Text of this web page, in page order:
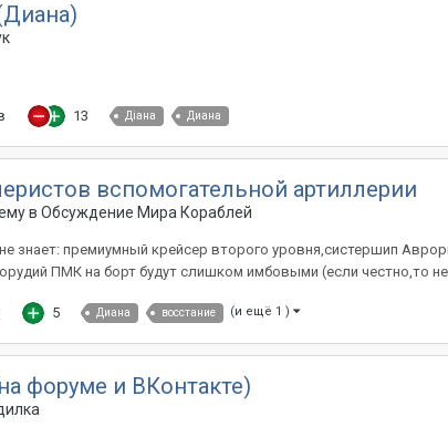
13 Дiана Диана
вспомогательной артиллерии
вОбсуждение Мира Кораблей
знает: премиумный крейсер второго уровня,систершип
ПМК на борт будут слишком имбовыми (если честно,то
5 Диана восстание (и ещё 1 )
форуме и ВКонтакте)